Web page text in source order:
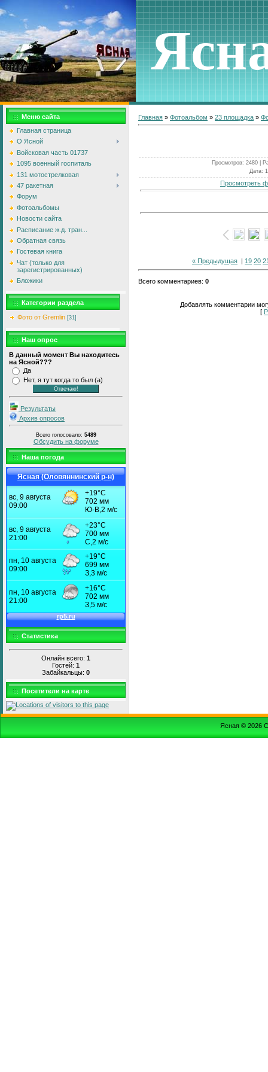
Меню сайта
Главная страница
О Ясной
Войсковая часть 01737
1095 военный госпиталь
131 мотострелковая
47 ракетная
Форум
Фотоальбомы
Новости сайта
Расписание ж.д. тран...
Обратная связь
Гостевая книга
Чат (только для
зарегистрированных)
Бложики
Категории раздела
Фото от Gremlin [31]
Наш опрос
В данный момент Вы находитесь
на Ясной???
Да
Нет, я тут когда то был (а)
Результаты
Архив опросов
Всего голосовало: 5489
Обсудить на форуме
Наша погода
Ясная (Оловяннинский р-н)
Статистика
Онлайн всего: 1
Гостей: 1
Забайкальцы: 0
Посетители на карте
Главная » Фотоальбом » 23 площадка »
Просмотров: 2480 |
Дата:
Просмотреть
« Предыдущая | 19 20
Всего комментариев: 0
Добавлять комментарии
[
Ясная © 2026